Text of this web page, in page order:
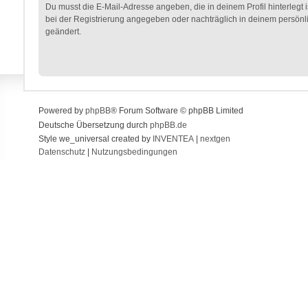
Du musst die E-Mail-Adresse angeben, die in deinem Profil hinterlegt
bei der Registrierung angegeben oder nachträglich in deinem
geändert.
Powered by phpBB® Forum Software © phpBB Limited
Deutsche Übersetzung durch phpBB.de
Style we_universal created by INVENTEA| nextgen
Datenschutz| Nutzungsbedingungen